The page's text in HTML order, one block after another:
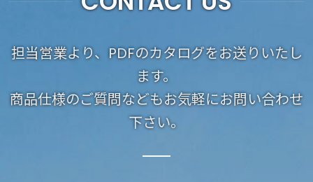
担当営業より、PDFのカタログをお送りいたし
ます。
商品仕様のご質問などもお気軽にお問い合わせ
下さい。